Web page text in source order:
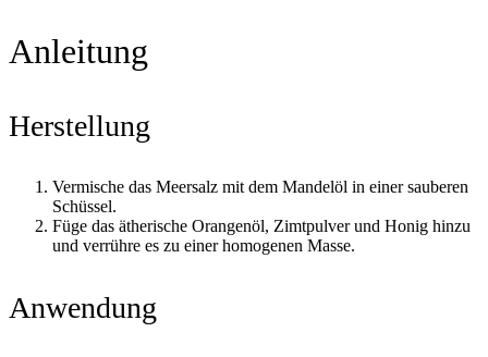
Anleitung
Herstellung
Vermische das Meersalz mit dem Mandelöl in einer sauberen
Schüssel.
Füge das ätherische Orangenöl, Zimtpulver und Honig hinzu
und verrühre es zu einer homogenen Masse.
Anwendung